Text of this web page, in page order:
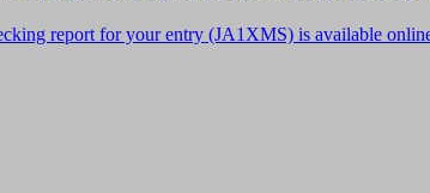
report for your entry (JA1XMS) is available